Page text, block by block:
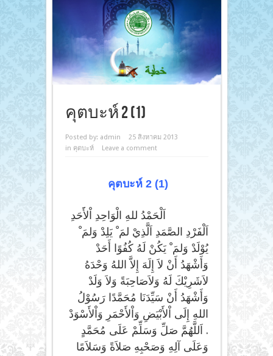
คุตบะห์ 2 (1)
Posted by: admin
25 สิงหาคม 2013
in คุตบะห์ Leave a comment
คุตบะห์ 2 (1)
اَلْحَمْدُ للهِ الْوَاحِدِ اْلأََحَدِ
اَلْفَرْدِ الصَّمَدِ اَلَّذِيْ لمَ ْ يَلِدْ وَلمَ ْ
يُوْلَدْ وَلمَ ْ يَكُنْ لَهُ كُفُوًا أَحَدْ
وَأَشْهَدُ أَنْ لاَ إِلَهَ إِلاَّ اللهُ وَحْدَهُ
لاَشَرِيْكَ لَهُ وَلاَصَاحِبَةً وَلاَ وَلَدْ
وَأَشْهَدُ أَنْ سَيِّدَنَا مُحَمَّدًا رَسُوْلُ
اللهِ إِلَى اْلأَبْيَضِ وَاْلأَحْمَرِ وَاْلأَسْوَدْ
. اَللَّهُمَّ صَلِّ وَسَلِّمْ عَلَى مُحَمَّدٍ
وَعَلَى آلِهِ وَصَحْبِهِ صَلاَةً وَسَلاَمًا